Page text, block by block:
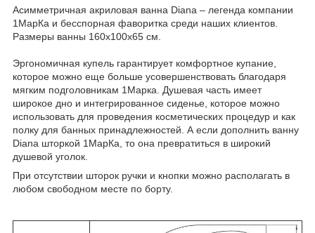
Асимметричная акриловая ванна Diana – легенда компании
1МарКа и бесспорная фаворитка среди наших клиентов.
Размеры ванны 160x100x65 см.
Эргономичная купель гарантирует комфортное купание,
которое можно еще больше усовершенствовать благодаря
мягким подголовникам 1Марка. Душевая часть имеет
широкое дно и интегрированное сиденье, которое можно
использовать для проведения косметических процедур и как
полку для банных принадлежностей. А если дополнить ванну
Diana шторкой 1МарКа, то она превратиться в широкий
душевой уголок.
При отсутствии шторок ручки и кнопки можно располагать в
любом свободном месте по борту.